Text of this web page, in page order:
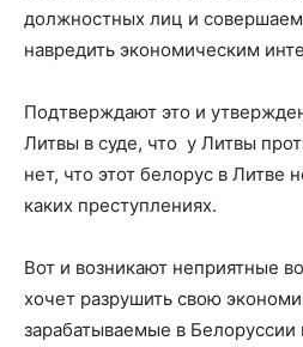
должностных лиц и
навредить экономическим
Подтверждают это и
Литвы в суде, что у Литвы
нет, что этот белорус в Литве
каких преступлениях.
Вот и возникают неприятные
хочет разрушить свою
зарабатываемые в